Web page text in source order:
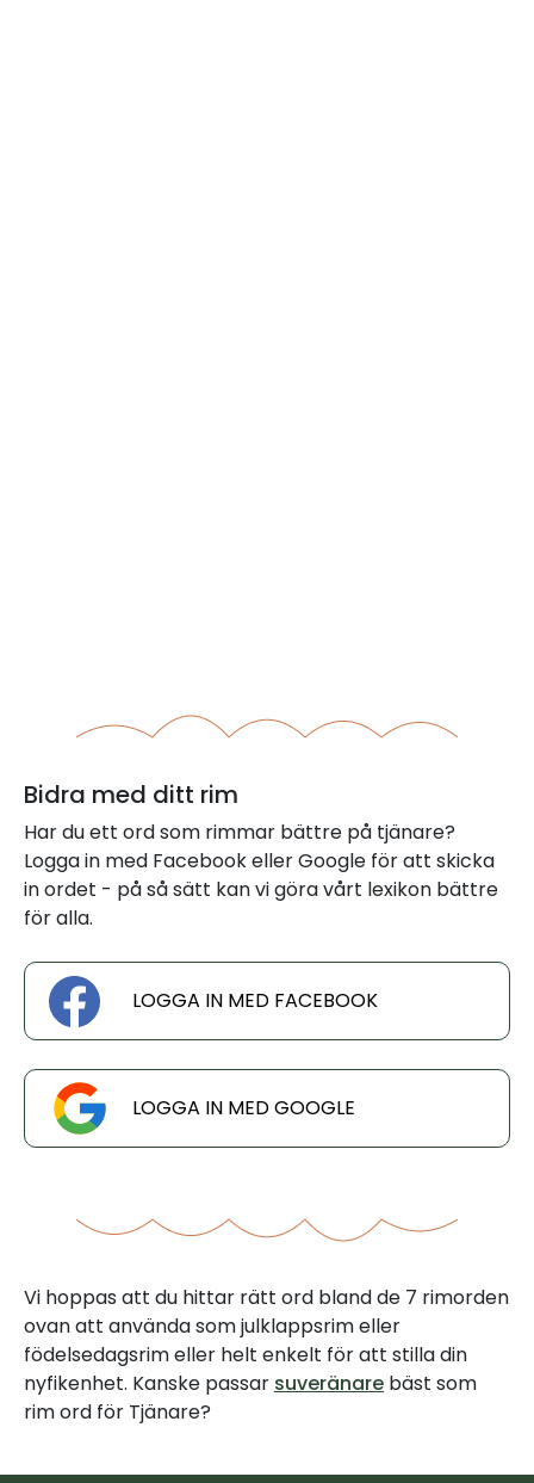
Bidra med ditt rim
Har du ett ord som rimmar bättre på tjänare?
Logga in med Facebook eller Google för att skicka
in ordet - på så sätt kan vi göra vårt lexikon bättre
för alla.
LOGGA IN MED FACEBOOK
LOGGA IN MED GOOGLE
Vi hoppas att du hittar rätt ord bland de 7 rimorden
ovan att använda som julklappsrim eller
födelsedagsrim eller helt enkelt för att stilla din
nyfikenhet. Kanske passar suveränare bäst som
rim ord för Tjänare?